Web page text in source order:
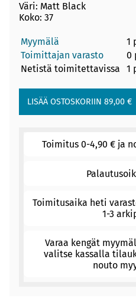
Väri: Matt Black
Koko: 37
Myymälä
1
Toimittajan varasto
0
Netistä toimitettavissa
1
Toimitus 0-4,90 € ja
Toimitusaika heti
1-3
Varaa kengät
valitse kassalla
nouto